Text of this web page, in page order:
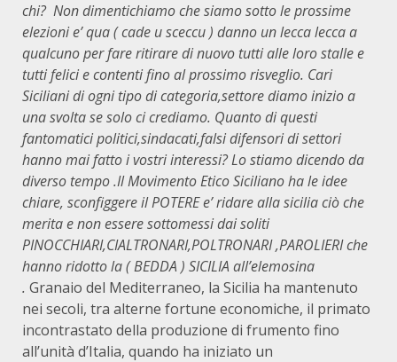
chi? Non dimentichiamo che siamo sotto le prossime
elezioni e’ qua ( cade u sceccu ) danno un lecca lecca a
qualcuno per fare ritirare di nuovo tutti alle loro stalle e
tutti felici e contenti fino al prossimo risveglio. Cari
Siciliani di ogni tipo di categoria,settore diamo inizio a
una svolta se solo ci crediamo. Quanto di questi
fantomatici politici,sindacati,falsi difensori di settori
hanno mai fatto i vostri interessi? Lo stiamo dicendo da
diverso tempo .Il Movimento Etico Siciliano ha le idee
chiare, sconfiggere il POTERE e’ ridare alla sicilia ciò che
merita e non essere sottomessi dai soliti
PINOCCHIARI,CIALTRONARI,POLTRONARI ,PAROLIERI che
hanno ridotto la ( BEDDA ) SICILIA all’elemosina
. Granaio del Mediterraneo, la Sicilia ha mantenuto
nei secoli, tra alterne fortune economiche, il primato
incontrastato della produzione di frumento fino
all’unità d’Italia, quando ha iniziato un